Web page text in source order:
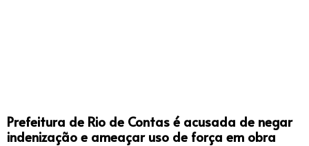
Prefeitura de Rio de Contas é acusada de negar
indenização e ameaçar uso de força em obra